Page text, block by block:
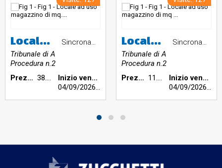
Locale ad uso magazzino di mq.113 dotato di un locale wc e di un piccolo ripostiglio di mq.4 adiacente ma non comunicante
Tribunale di Ascoli Piceno
Procedura n.23/2022
Prezzo base €:
Inizio vendita:
Locale ad uso magazzino di mq 42 privo di massetto e pavimentazionee quindi situtato ad una quota inferiore rispetto all'accesso condominiale; attualmente il dislivello risulta eliminato mediante una struttura removibile in legno
Tribunale di Ascoli Piceno
Procedura n.23/2022
Prezzo base €:
Inizio vendita: